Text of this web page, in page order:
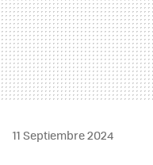
11 Septiembre 2024